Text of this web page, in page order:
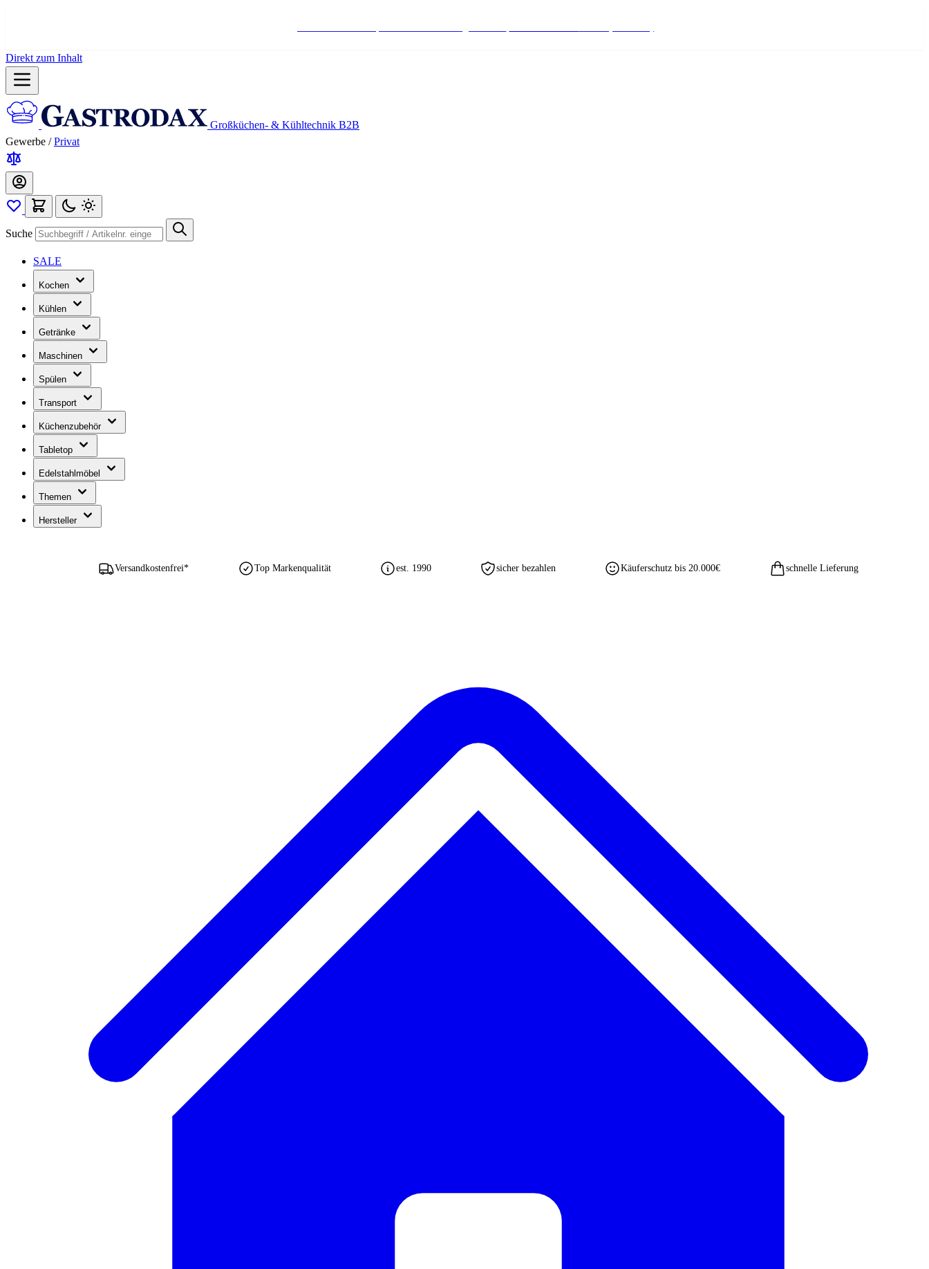
Direkt zum Inhalt
Großküchen- & Kühltechnik B2B
Gewerbe / Privat
Suche
SALE
Kochen
Kühlen
Getränke
Maschinen
Spülen
Transport
Küchenzubehör
Tabletop
Edelstahlmöbel
Themen
Hersteller
Versandkostenfrei* Top Markenqualität est. 1990 sicher bezahlen Käuferschutz bis 20.000€ schnelle Lieferung